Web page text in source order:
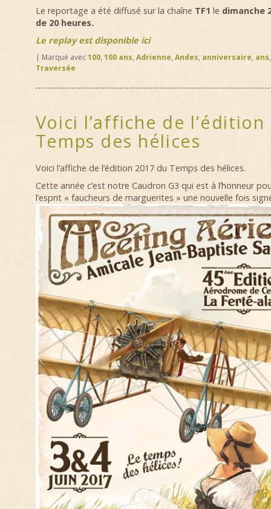
Le reportage a été diffusé sur la chaîne TF1 le dimanche
de 20 heures.
Le replay est disponible ici
| Marqué avec 100, 100 ans, Adrienne, Andes, anniversaire, ans
Traversée
Voici l’affiche de l’édition
Temps des hélices
Voici l’affiche de l’édition 2017 du Temps des hélices.
Cette année c’est notre Caudron G3 qui est à l’honneur
l’esprit « faucheurs de marguerites » une nouvelle fois